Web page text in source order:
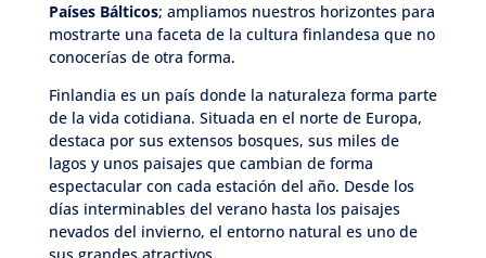
Países Bálticos; ampliamos nuestros horizontes para
mostrarte una faceta de la cultura finlandesa que no
conocerías de otra forma.
Finlandia es un país donde la naturaleza forma parte
de la vida cotidiana. Situada en el norte de Europa,
destaca por sus extensos bosques, sus miles de
lagos y unos paisajes que cambian de forma
espectacular con cada estación del año. Desde los
días interminables del verano hasta los paisajes
nevados del invierno, el entorno natural es uno de